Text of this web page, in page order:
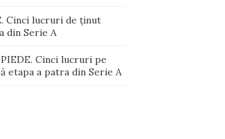
Cinci lucruri de ținut
din Serie A
Cinci lucruri pe
etapa a patra din Serie A